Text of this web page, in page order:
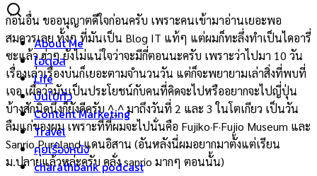
About Me
ไอดอล
Life
บ่นไปทั่ว
Content Marketing
Travel
คุยเรื่องหนัง
charathbank podcast
ก่อนอื่น ขออนุญาตดีใจก่อนครับ เพราะคนเข้ามาอ่านเยอะพอ
สมควรเลย ทั้งๆ ที่มันเป็น Blog IT แท้ๆ แต่ผมก็ทะลึ่งทำเป็นไดอารี่
ซะแล้ว ฮ่าๆ ยังไม่แน่ใจว่าจะมีกี่ตอนนะครับ เพราะว่าไปมา 10 วัน
เรื่องเล่าเรื่องบ่นก็เยอะตามจำนวนวัน แต่ก็จะพยายามเล่าสิ่งที่พบที่
เจอ เผื่อว่ามันเป็นประโยชน์กับคนที่คิดจะไปหรืออยากจะไปญี่ปุ่น
บ้างสักนิดนึงก็ยังดีครับ ^_^ มาถึงวันที่ 2 และ 3 ในโตเกียว เป็นวัน
ลืมแก่ของผม เพราะที่ที่ผมจะไปนั่นคือ Fujiko·F·Fujio Museum และ
Sanrio Puroland แดนอิสาน (อันหลังนี่ผมอยากมาตั้งแต่เรียน
ม.ปลายแล้วหล่ะครับ คลั่ง sanrio มากๆ ตอนนั้น)